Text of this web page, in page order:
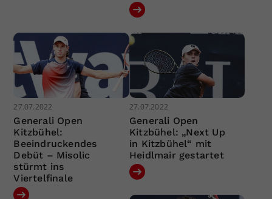
27.07.2022
Generali Open
Kitzbühel:
Beeindruckendes
Debüt – Misolic
stürmt ins
Viertelfinale
27.07.2022
Generali Open
Kitzbühel: „Next Up
in Kitzbühel“ mit
Heidlmair gestartet